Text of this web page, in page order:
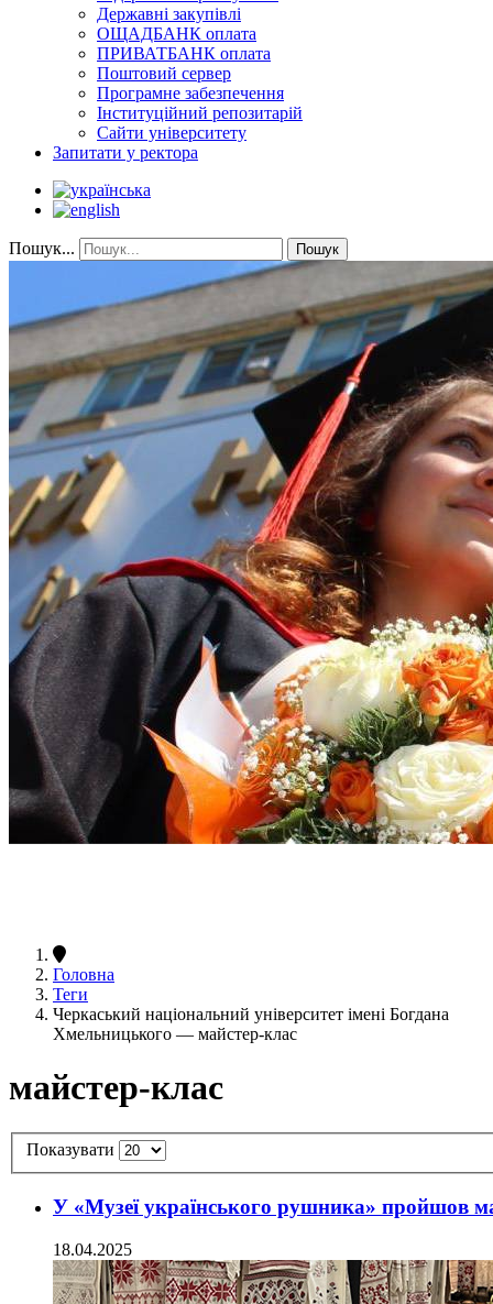
Державні закупівлі
ОЩАДБАНК оплата
ПРИВАТБАНК оплата
Поштовий сервер
Програмне забезпечення
Інституційний репозитарій
Сайти університету
Запитати у ректора
Пошук... Пошук
Головна
Теги
Черкаський національний університет імені Богдана
Хмельницького — майстер-клас
майстер-клас
Показувати
У «Музеї українського рушника» пройшов
18.04.2025